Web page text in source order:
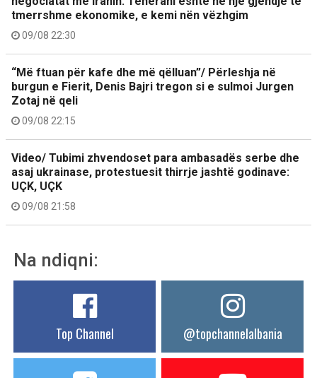
tmerrshme ekonomike, e kemi nën vëzhgim
09/08 22:30
“Më ftuan për kafe dhe më qëlluan”/ Përleshja në
burgun e Fierit, Denis Bajri tregon si e sulmoi Jurgen
Zotaj në qeli
09/08 22:15
Video/ Tubimi zhvendoset para ambasadës serbe dhe
asaj ukrainase, protestuesit thirrje jashtë godinave:
UÇK, UÇK
09/08 21:58
Na ndiqni:
Top Channel @topchannelalbania